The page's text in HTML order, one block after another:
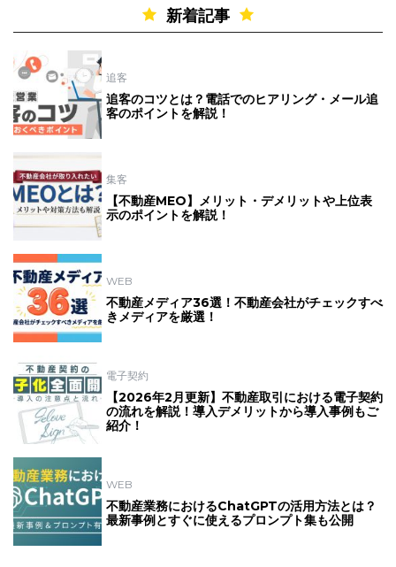
新着記事
追客
追客のコツとは？電話でのヒアリング・メール追
客のポイントを解説！
集客
【不動産MEO】メリット・デメリットや上位表
示のポイントを解説！
WEB
不動産メディア36選！不動産会社がチェックすべ
きメディアを厳選！
電子契約
【2026年2月更新】不動産取引における電子契約
の流れを解説！導入デメリットから導入事例もご
紹介！
WEB
不動産業務におけるChatGPTの活用方法とは？
最新事例とすぐに使えるプロンプト集も公開